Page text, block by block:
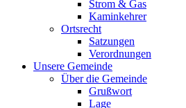
Strom & Gas
Kaminkehrer
Ortsrecht
Satzungen
Verordnungen
Unsere Gemeinde
Über die Gemeinde
Grußwort
Lage